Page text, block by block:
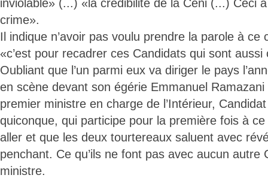
inviolable» (...) «la crédibilité de la Céni (...) Ceci
crime».
Il indique n’avoir pas voulu prendre la parole à ce
«c’est pour recadrer ces Candidats qui sont
Oubliant que l’un parmi eux va diriger le pays
en scène devant son égérie Emmanuel
premier ministre en charge de l’Intérieur,
quiconque, qui participe pour la première fois à ce
aller et que les deux tourtereaux saluent avec
penchant. Ce qu’ils ne font pas avec aucun autre
ministre.